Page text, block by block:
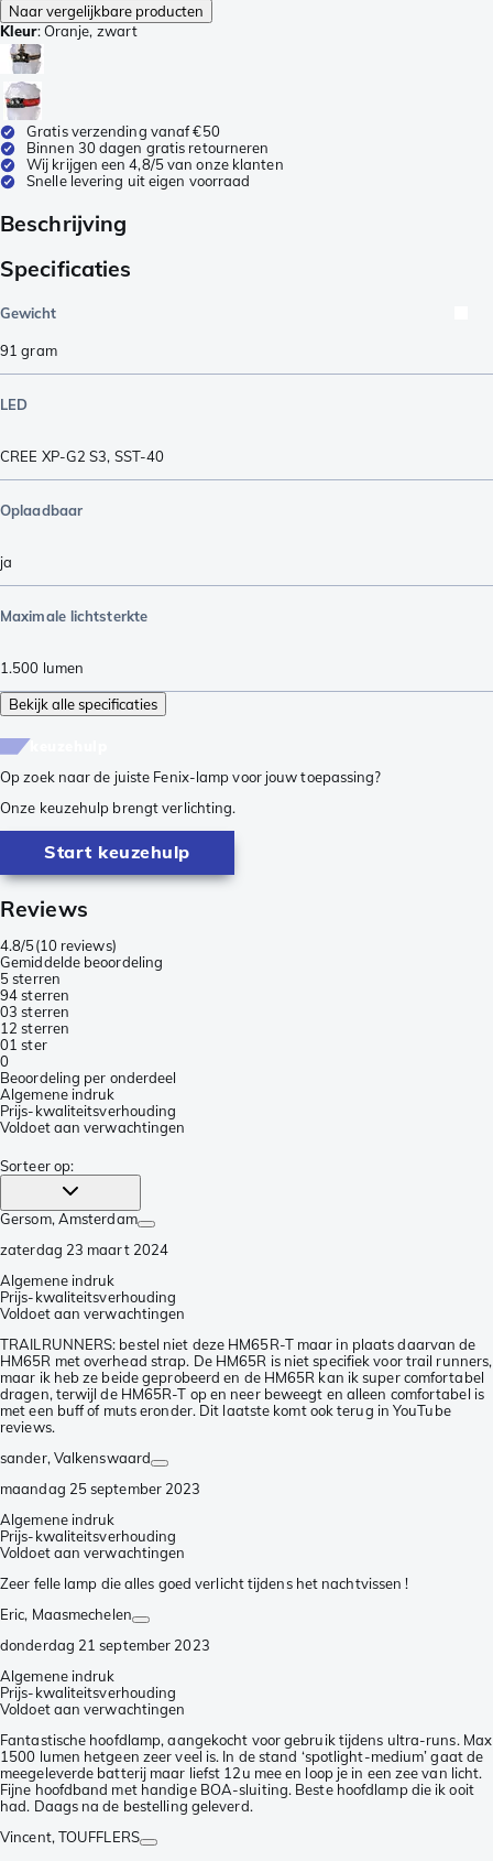
Naar vergelijkbare producten
Kleur:Oranje, zwart
Gratis verzending vanaf €50
Binnen 30 dagen gratis retourneren
Wij krijgen een 4,8/5 van onze klanten
Snelle levering uit eigen voorraad
Beschrijving
Specificaties
Gewicht
91 gram
LED
CREE XP-G2 S3, SST-40
Oplaadbaar
ja
Maximale lichtsterkte
1.500 lumen
Bekijk alle specificaties
Op zoek naar de juiste Fenix-lamp voor jouw toepassing?
Onze keuzehulp brengt verlichting.
Start keuzehulp
Reviews
4.8/5(10 reviews)
Gemiddelde beoordeling
5 sterren
94 sterren
03 sterren
1 2 sterren
01 ster
0
Beoordeling per onderdeel
Algemene indruk
Prijs-kwaliteitsverhouding
Voldoet aan verwachtingen
Sorteer op:
Gersom, Amsterdam
zaterdag 23 maart 2024
Algemene indruk
Prijs-kwaliteitsverhouding
Voldoet aan verwachtingen
TRAILRUNNERS: bestel niet deze HM65R-T maar in plaats daarvan de
HM65R met overhead strap. De HM65R is niet specifiek voor trail runners,
maar ik heb ze beide geprobeerd en de HM65R kan ik super comfortabel
dragen, terwijl de HM65R-T op en neer beweegt en alleen comfortabel is
met een buff of muts eronder. Dit laatste komt ook terug in YouTube
reviews.
sander, Valkenswaard
maandag 25 september 2023
Algemene indruk
Prijs-kwaliteitsverhouding
Voldoet aan verwachtingen
Zeer felle lamp die alles goed verlicht tijdens het nachtvissen !
Eric, Maasmechelen
donderdag 21 september 2023
Algemene indruk
Prijs-kwaliteitsverhouding
Voldoet aan verwachtingen
Fantastische hoofdlamp, aangekocht voor gebruik tijdens ultra-runs. Max
1500 lumen hetgeen zeer veel is. In de stand ‘spotlight-medium’ gaat de
meegeleverde batterij maar liefst 12u mee en loop je in een zee van licht.
Fijne hoofdband met handige BOA-sluiting. Beste hoofdlamp die ik ooit
had. Daags na de bestelling geleverd.
Vincent, TOUFFLERS